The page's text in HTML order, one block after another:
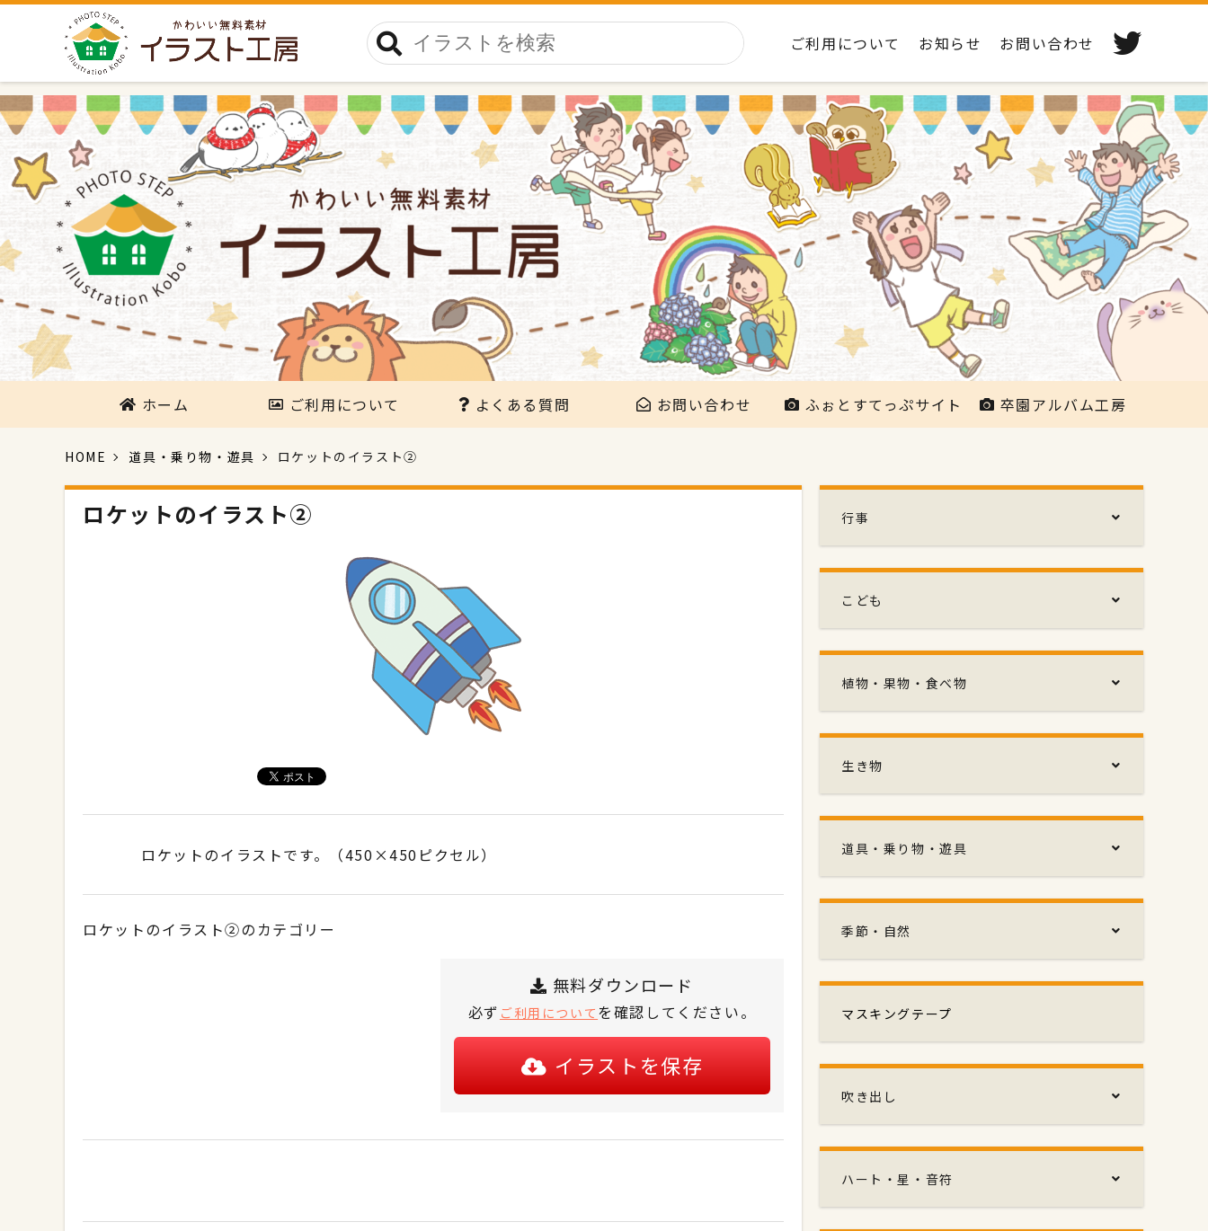
ご利用について お知らせ お問い合わせ
ホーム ご利用について よくある質問 お問い合わせ ふぉとすてっぷサイト 卒園アルバム工房
HOME 道具・乗り物・遊具 ロケットのイラスト②
ロケットのイラスト②
ロケットのイラストです。（450×450ピクセル）
ロケットのイラスト②のカテゴリー
無料ダウンロード
必ず ご利用について を確認してください。
イラストを保存
行事
こども
植物・果物・食べ物
生き物
道具・乗り物・遊具
季節・自然
マスキングテープ
吹き出し
ハート・星・音符